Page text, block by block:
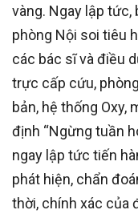
vàng. Ngay lập
phòng Nội soi tiêu
các bác sĩ và điều
trực cấp cứu,
bản, hệ thống Oxy,
định “Ngừng tuần
ngay lập tức tiến
phát hiện, chẩn
thời, chính xác của